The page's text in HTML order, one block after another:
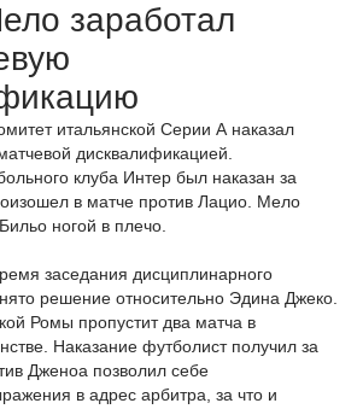
заработал
итальянской Серии А наказал
дисквалификацией.
клуба Интер был наказан за
в матче против Лацио. Мело
ногой в плечо.
заседания дисциплинарного
решение относительно Эдина Джеко.
Ромы пропустит два матча в
Наказание футболист получил за
Дженоа позволил себе
в адрес арбитра, за что и